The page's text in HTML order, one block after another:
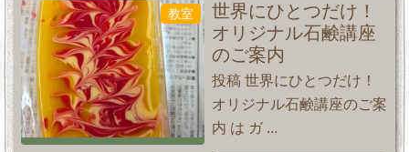
教室
世界にひとつだけ！
オリジナル石鹸講座
のご案内
投稿 世界にひとつだけ！
オリジナル石鹸講座のご案
内 は ガ ...